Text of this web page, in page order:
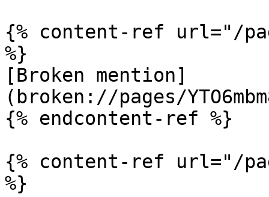
{% content-ref url="/
%}
[Broken mention]
(broken://pages/
{% endcontent-ref %}
{% content-ref url="/
%}